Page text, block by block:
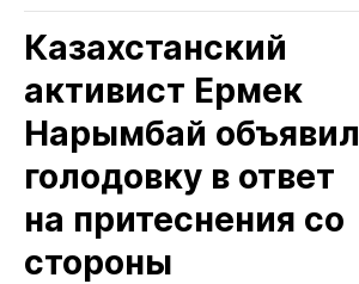
Казахстанский
активист Ермек
Нарымбай объявил
голодовку в ответ
на притеснения со
стороны